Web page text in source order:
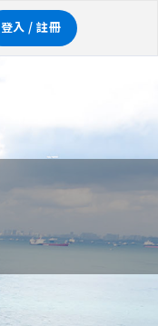
登入 / 註冊